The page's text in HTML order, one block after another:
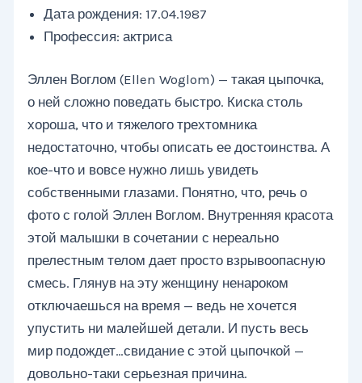
Дата рождения: 17.04.1987
Профессия: актриса
Эллен Воглом (Ellen Woglom) — такая цыпочка,
о ней сложно поведать быстро. Киска столь
хороша, что и тяжелого трехтомника
недостаточно, чтобы описать ее достоинства. А
кое-что и вовсе нужно лишь увидеть
собственными глазами. Понятно, что, речь о
фото с голой Эллен Воглом. Внутренняя красота
этой малышки в сочетании с нереально
прелестным телом дает просто взрывоопасную
смесь. Глянув на эту женщину ненароком
отключаешься на время — ведь не хочется
упустить ни малейшей детали. И пусть весь
мир подождет…свидание с этой цыпочкой —
довольно-таки серьезная причина.